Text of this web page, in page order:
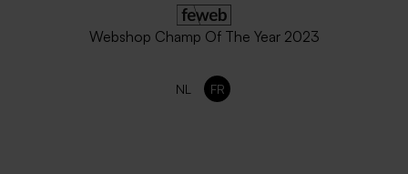
Webshop Champ Of The Year 2023
NL FR